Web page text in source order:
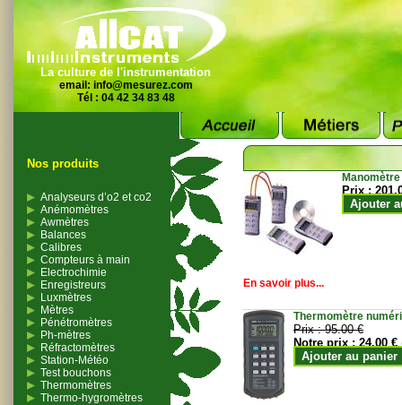
La culture de l'instrumentation
email: info@mesurez.com
Tél : 04 42 34 83 48
Nos produits
Analyseurs d’o2 et co2
Anémomètres
Awmètres
Balances
Calibres
Compteurs à main
Electrochimie
Enregistreurs
Luxmètres
Mètres
Pénétromètres
Ph-mètres
Réfractomètres
Station-Météo
Test bouchons
Thermomètres
Thermo-hygromètres
Prix :
Ajouter
En savoir plus...
Thermomètre
Prix :95.00 €
Notre prix :24.00 €
Ajouter au panier